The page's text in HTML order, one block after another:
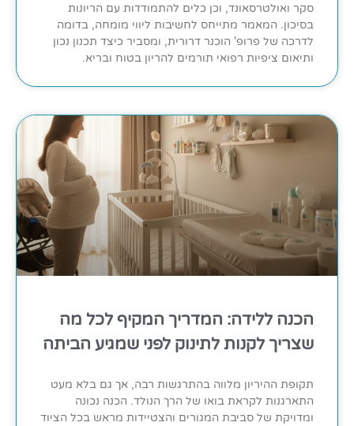
סקר ואולטרסאונד, וכן כלים להתמודדות עם הריונות
בסיכון. המאמר מתייחס לחשיבות ליווי מומחה, בדומה
לדרכה של פרופ' הוכנר דרורית, ומסביר כיצד תכנון נכון
ותיאום ציפיות רפואי תורמים להריון בטוח ובריא.
הכנה ללידה: המדריך המקיף לכל מה
שצריך לקנות לתינוק לפני שמגיע הביתה
תקופת ההיריון מלווה בהתרגשות רבה, אך גם בלא מעט
התארגנות לקראת בואו של הרך הנולד. הכנה נכונה
ומדויקת של סביבת המגורים והצטיידות מראש בכל הציוד